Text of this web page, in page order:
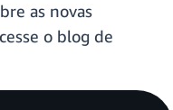
as novas
o blog de